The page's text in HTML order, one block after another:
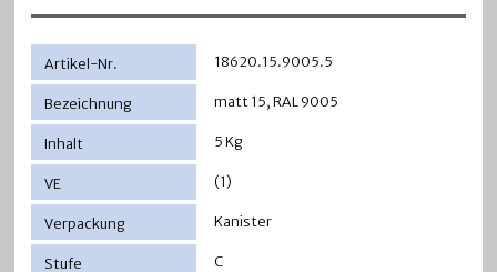
18620.15.9005.5
matt 15, RAL 9005
5 Kg
(1)
Kanister
C